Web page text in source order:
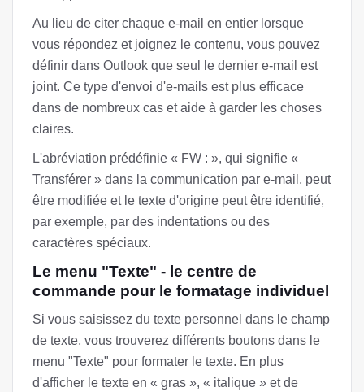
Au lieu de citer chaque e-mail en entier lorsque
vous répondez et joignez le contenu, vous pouvez
définir dans Outlook que seul le dernier e-mail est
joint. Ce type d'envoi d'e-mails est plus efficace
dans de nombreux cas et aide à garder les choses
claires.
L'abréviation prédéfinie « FW : », qui signifie «
Transférer » dans la communication par e-mail, peut
être modifiée et le texte d'origine peut être identifié,
par exemple, par des indentations ou des
caractères spéciaux.
Le menu "Texte" - le centre de
commande pour le formatage individuel
Si vous saisissez du texte personnel dans le champ
de texte, vous trouverez différents boutons dans le
menu "Texte" pour formater le texte. En plus
d'afficher le texte en « gras », « italique » et de